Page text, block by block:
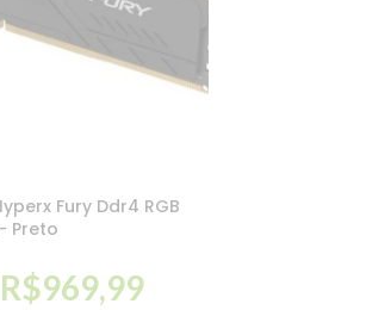
Fury Ddr4 RGB
Preto
R$969,99